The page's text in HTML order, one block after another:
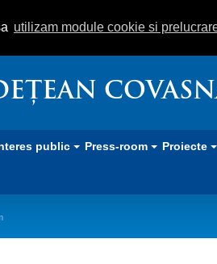
utilizam module cookie si
public Press-room Proiecte